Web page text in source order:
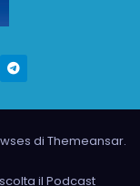
di Themeansar.
il Podcast